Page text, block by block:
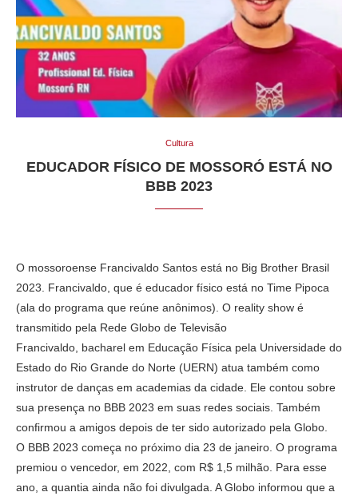
Cultura
EDUCADOR FÍSICO DE MOSSORÓ ESTÁ NO
BBB 2023
O mossoroense Francivaldo Santos está no Big Brother Brasil
2023. Francivaldo, que é educador físico está no Time Pipoca
(ala do programa que reúne anônimos). O reality show é
transmitido pela Rede Globo de Televisão
Francivaldo, bacharel em Educação Física pela Universidade do
Estado do Rio Grande do Norte (UERN) atua também como
instrutor de danças em academias da cidade. Ele contou sobre
sua presença no BBB 2023 em suas redes sociais. Também
confirmou a amigos depois de ter sido autorizado pela Globo.
O BBB 2023 começa no próximo dia 23 de janeiro. O programa
premiou o vencedor, em 2022, com R$ 1,5 milhão. Para esse
ano, a quantia ainda não foi divulgada. A Globo informou que a